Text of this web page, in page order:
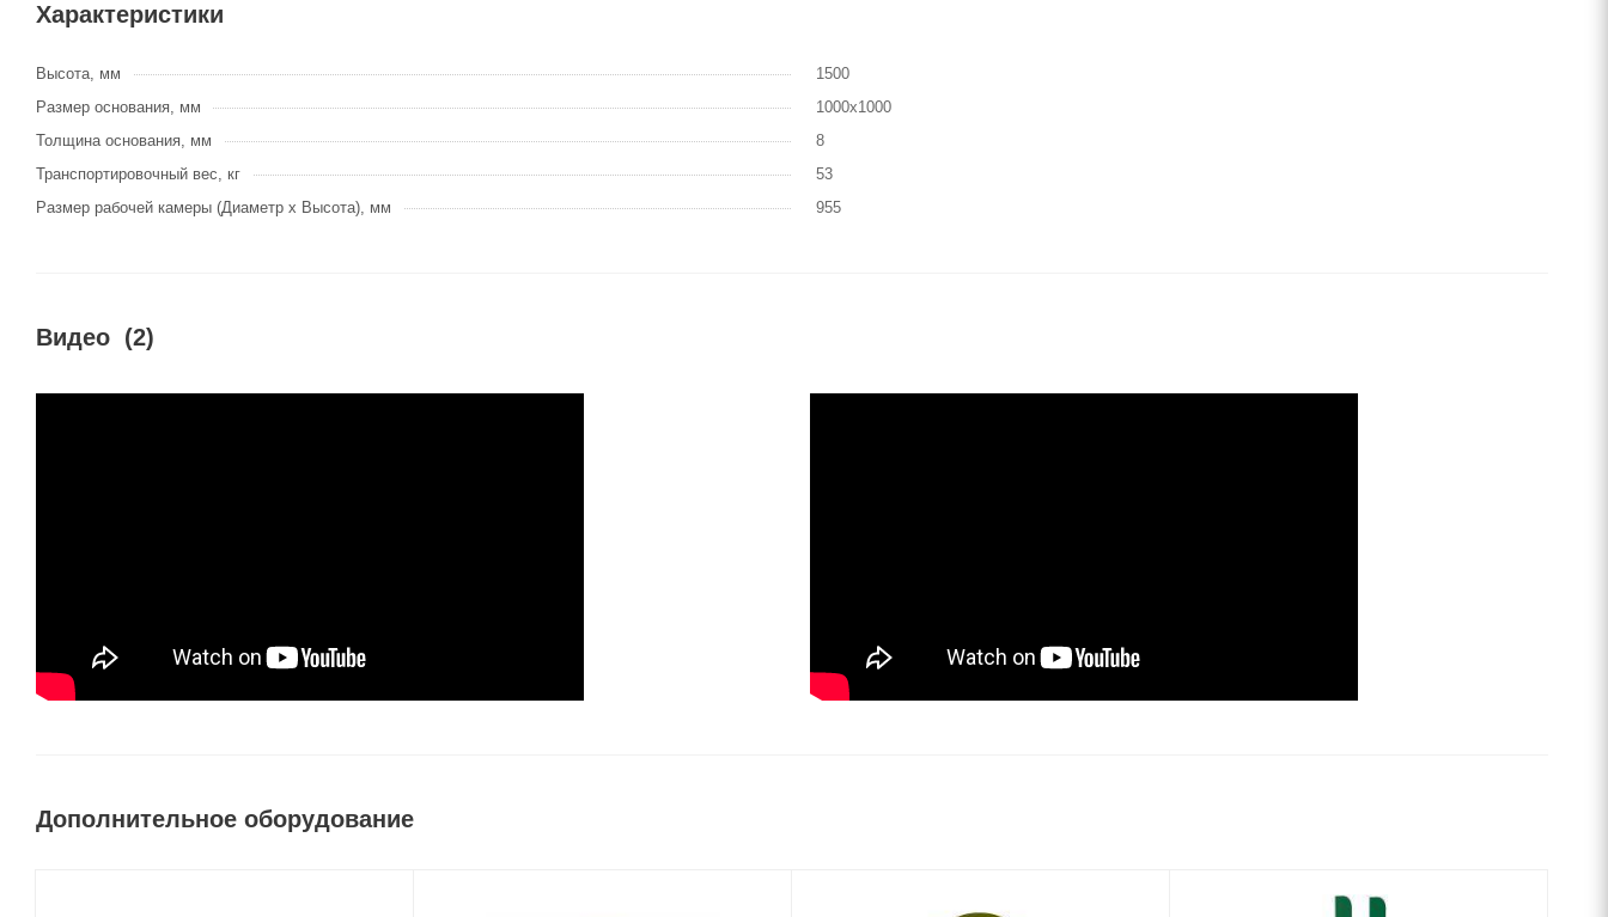
Характеристики
Высота, мм
1500
Размер основания, мм
1000х1000
Толщина основания, мм
8
Транспортировочный вес, кг
53
Размер рабочей камеры (Диаметр х Высота), мм
955
Видео (2)
Дополнительное оборудование